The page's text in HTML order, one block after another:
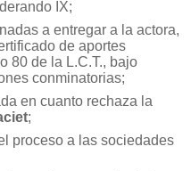
IX;
a entregar a la actora,
de aportes
80 de la L.C.T., bajo
conminatorias;
en cuanto rechaza la
;
proceso a las sociedades